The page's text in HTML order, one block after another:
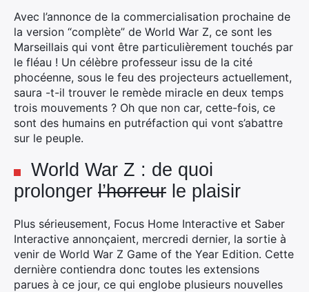
Avec l’annonce de la commercialisation prochaine de
la version “complète” de World War Z, ce sont les
Marseillais qui vont être particulièrement touchés par
le fléau ! Un célèbre professeur issu de la cité
phocéenne, sous le feu des projecteurs actuellement,
saura -t-il trouver le remède miracle en deux temps
trois mouvements ? Oh que non car, cette-fois, ce
sont des humains en putréfaction qui vont s’abattre
sur le peuple.
World War Z : de quoi
prolonger l’horreur le plaisir
Plus sérieusement, Focus Home Interactive et Saber
Interactive annonçaient, mercredi dernier, la sortie à
venir de World War Z Game of the Year Edition. Cette
dernière contiendra donc toutes les extensions
parues à ce jour, ce qui englobe plusieurs nouvelles